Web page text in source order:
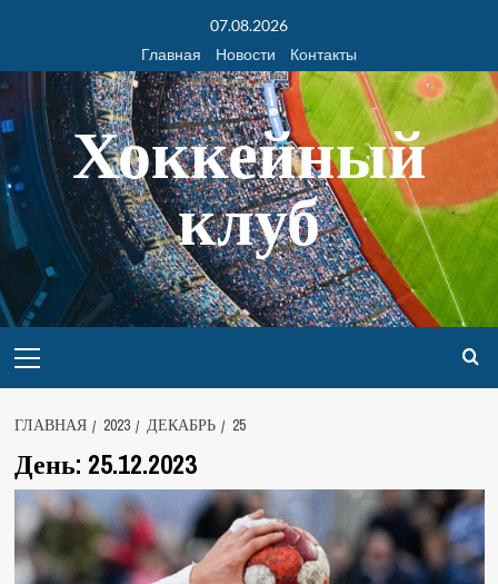
07.08.2026
Главная
Новости Контакты
Хоккейный
клуб
ГЛАВНАЯ 2023 ДЕКАБРЬ 25
День: 25.12.2023